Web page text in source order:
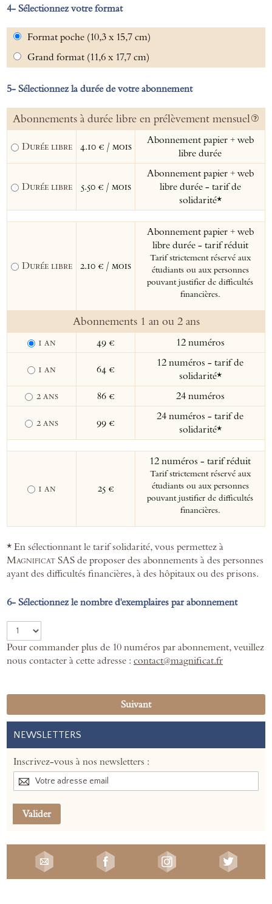
Sélectionnez votre format
Format poche (10,3 x 15,7 cm)
Grand format (11,6 x 17,7 cm)
Sélectionnez la durée de votre abonnement
Abonnements à durée libre en prélèvement mensuel
Durée libre 4.10 € / mois
Abonnement papier + web
libre durée
Durée libre 5.50 € / mois
Abonnement papier + web
libre durée - tarif de
solidarité*
Durée libre 2.10 € / mois
Abonnement papier + web
libre durée - tarif réduit
Tarif strictement réservé aux
étudiants ou aux personnes
pouvant justifier de difficultés
financières.
Abonnements 1 an ou 2 ans
1 an 49 € 12 numéros
1 an 64 €
12 numéros - tarif de
solidarité*
2 ans 86 € 24 numéros
2 ans 99 €
24 numéros - tarif de
solidarité*
1 an 25 €
12 numéros - tarif réduit
Tarif strictement réservé aux
étudiants ou aux personnes
pouvant justifier de difficultés
financières.
* En sélectionnant le tarif solidarité, vous permettez à
Magnificat SAS de proposer des abonnements à des personnes
ayant des difficultés financières, à des hôpitaux ou des prisons.
Sélectionnez le nombre d'exemplaires par abonnement
Pour commander plus de 10 numéros par abonnement, veuillez
nous contacter à cette adresse : contact@magnificat.fr
Suivant
NEWSLETTERS
Inscrivez-vous à nos newsletters :
Valider